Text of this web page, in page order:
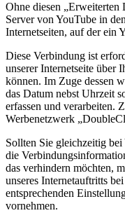
Ohne diesen
Server von YouTube in
Internetseiten, auf der ein
Diese Verbindung ist
unserer Internetseite über
können. Im Zuge dessen
das Datum nebst Uhrzeit
erfassen und verarbeiten.
Werbenetzwerk
Sollten Sie gleichzeitig
die
das verhindern möchten,
unseres Internetauftritts
entsprechenden
vornehmen.